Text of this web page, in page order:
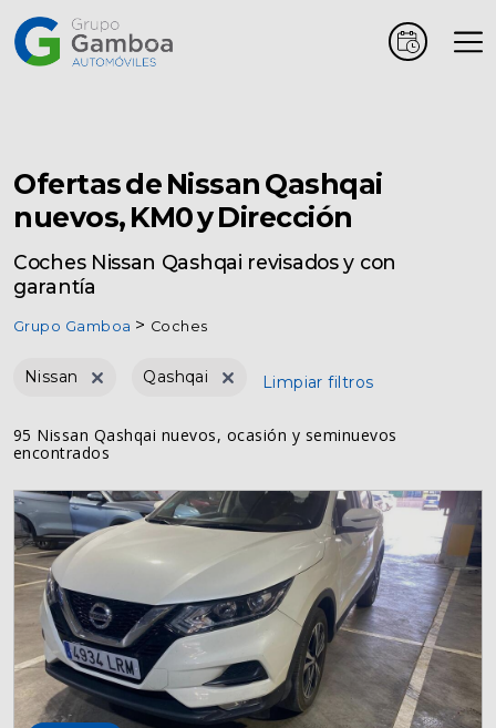
Marcas
Vehículos
comerciales
Renting
Posventa
Seguros
Localizaciones
Gamboa
Contacto
Ofertas de Nissan Qashqai
nuevos, KM0 y Dirección
Coches Nissan Qashqai revisados y con
garantía
Grupo Gamboa Coches
Nissan Qashqai Limpiar filtros
95 Nissan Qashqai nuevos, ocasión y seminuevos
encontrados